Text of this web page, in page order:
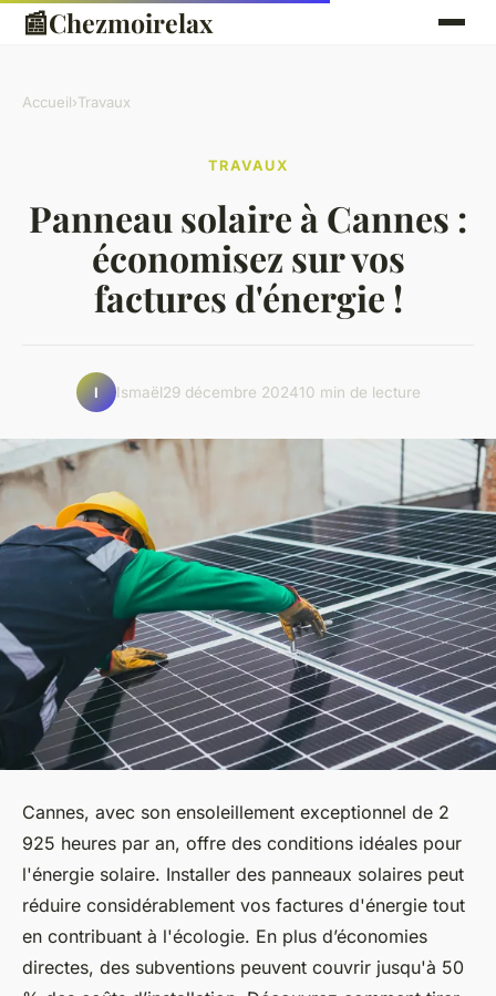
📰Chezmoirelax
Accueil›Travaux
TRAVAUX
Panneau solaire à Cannes :
économisez sur vos
factures d'énergie !
I Ismaël29 décembre 202410 min de lecture
Cannes, avec son ensoleillement exceptionnel de 2
925 heures par an, offre des conditions idéales pour
l'énergie solaire. Installer des panneaux solaires peut
réduire considérablement vos factures d'énergie tout
en contribuant à l'écologie. En plus d’économies
directes, des subventions peuvent couvrir jusqu'à 50